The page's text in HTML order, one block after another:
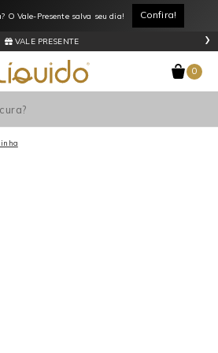
O Vale-Presente salva seu dia! Confira!
VALE PRESENTE ›
0